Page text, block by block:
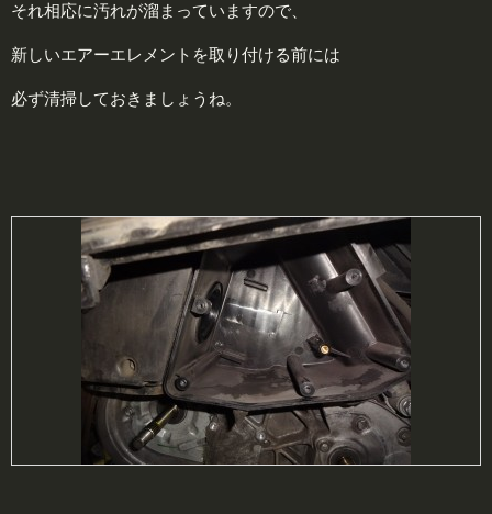
それ相応に汚れが溜まっていますので、
新しいエアーエレメントを取り付ける前には
必ず清掃しておきましょうね。